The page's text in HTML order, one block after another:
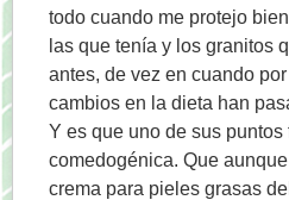
todo cuando me protejo
las que tenía y los granitos
antes, de vez en cuando
cambios en la dieta han
Y es que uno de sus
comedogénica. Que
crema para pieles grasas